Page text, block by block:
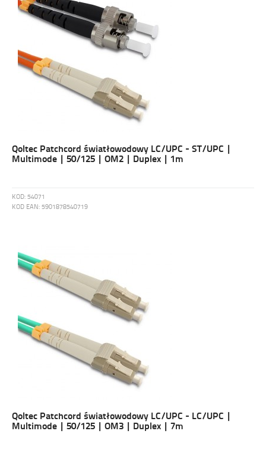
Qoltec Patchcord światłowodowy LC/UPC - ST/UPC |
Multimode | 50/125 | OM2 | Duplex | 1m
KOD: 54071
KOD EAN: 5901878540719
Qoltec Patchcord światłowodowy LC/UPC - LC/UPC |
Multimode | 50/125 | OM3 | Duplex | 7m